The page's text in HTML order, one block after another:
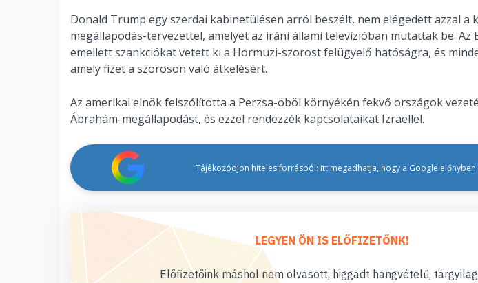
Donald Trump egy szerdai kabinetülésen arról beszélt, nem elégedett azzal a
megállapodás-tervezettel, amelyet az iráni állami televízióban mutattak be. Az
emellett szankciókat vetett ki a Hormuzi-szorost felügyelő hatóságra, és
amely fizet a szoroson való átkelésért.
Az amerikai elnök felszólította a Perzsa-öböl környékén fekvő országok
Ábrahám-megállapodást, és ezzel rendezzék kapcsolataikat Izraellel.
Tájékozódjon hiteles forrásból: itt megadhatja, hogy a Google előnyben
LEGYEN ÖN IS ELŐFIZETŐNK!
Előfizetőink máshol nem olvasott, higgadt hangvételű,